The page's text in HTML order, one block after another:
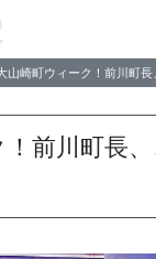
山崎町ウィーク！前川町長
前川町長